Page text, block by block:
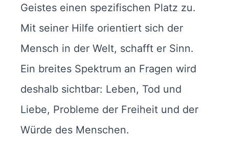
Geistes einen spezifischen Platz zu.
Mit seiner Hilfe orientiert sich der
Mensch in der Welt, schafft er Sinn.
Ein breites Spektrum an Fragen wird
deshalb sichtbar: Leben, Tod und
Liebe, Probleme der Freiheit und der
Würde des Menschen.